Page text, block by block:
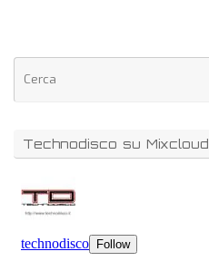
Technodisco su Mixcloud